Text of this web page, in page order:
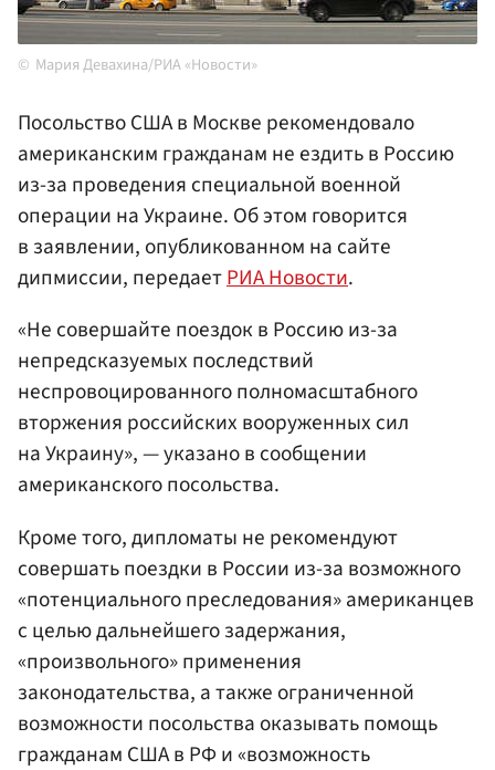
Мария Девахина/РИА «Новости»
Посольство США в Москве рекомендовало
американским гражданам не ездить в Россию
из-за проведения специальной военной
операции на Украине. Об этом говорится
в заявлении, опубликованном на сайте
дипмиссии, передаетРИА Новости.
«Не совершайте поездок в Россию из-за
непредсказуемых последствий
неспровоцированного полномасштабного
вторжения российских вооруженных сил
на Украину», — указано в сообщении
американского посольства.
Кроме того, дипломаты не рекомендуют
совершать поездки в России из-за возможного
«потенциального преследования» американцев
с целью дальнейшего задержания,
«произвольного» применения
законодательства, а также ограниченной
возможности посольства оказывать помощь
гражданам США в РФ и «возможность